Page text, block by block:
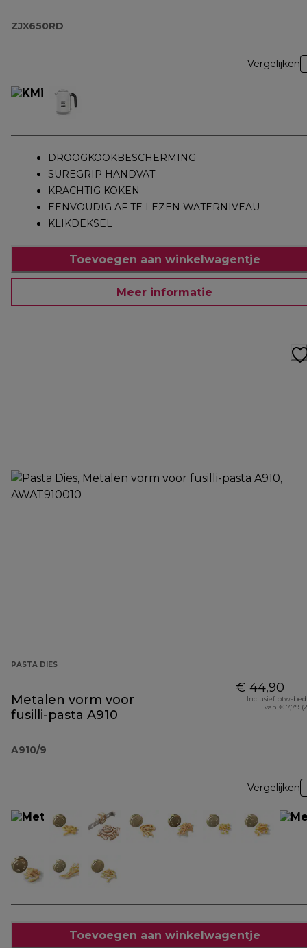
ZJX650RD
Vergelijken
DROOGKOOKBESCHERMING
SUREGRIP HANDVAT
KRACHTIG KOKEN
EENVOUDIG AF TE LEZEN WATERNIVEAU
KLIKDEKSEL
Toevoegen aan winkelwagentje
Meer informatie
PASTA DIES
Metalen vorm voor
fusilli-pasta A910
A910/9
€ 44,90
Inclusief btw-
van € 7,79
Vergelijken
Toevoegen aan winkelwagentje